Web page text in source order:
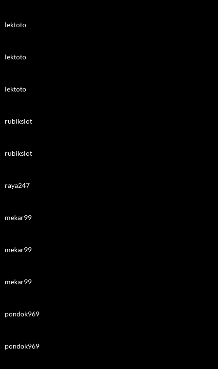
lektoto
lektoto
lektoto
rubikslot
rubikslot
raya247
mekar99
mekar99
mekar99
pondok969
pondok969